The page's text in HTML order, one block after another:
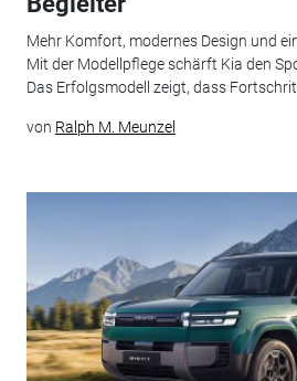
Mehr Komfort, modernes Design und
Mit der Modellpflege schärft Kia den
Das Erfolgsmodell zeigt, dass
von Ralph M. Meunzel